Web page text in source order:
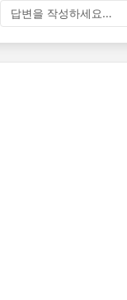
답변을 작성하세요...